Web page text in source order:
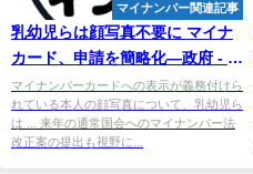
マイナンバー関連記事
乳幼児らは顔写真不要に マイナ
カード、申請を簡略化―政府 - 時
事通信
マイナンバーカードへの表示が義務付けら
れている本人の顔写真について、乳幼児ら
は ... 来年の通常国会へのマイナンバー法
改正案の提出も視野に...